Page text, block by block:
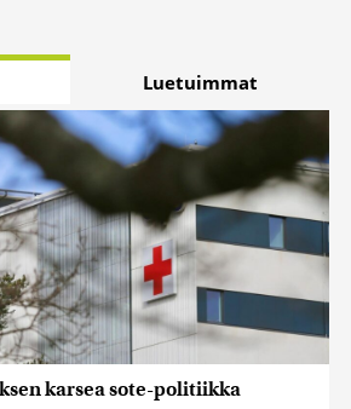
Luetuimmat
karsea sote-politiikka